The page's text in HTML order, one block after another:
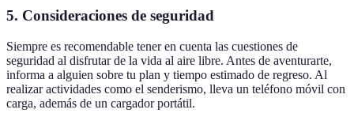
5. Consideraciones de seguridad
Siempre es recomendable tener en cuenta las cuestiones de
seguridad al disfrutar de la vida al aire libre. Antes de aventurarte,
informa a alguien sobre tu plan y tiempo estimado de regreso. Al
realizar actividades como el senderismo, lleva un teléfono móvil con
carga, además de un cargador portátil.